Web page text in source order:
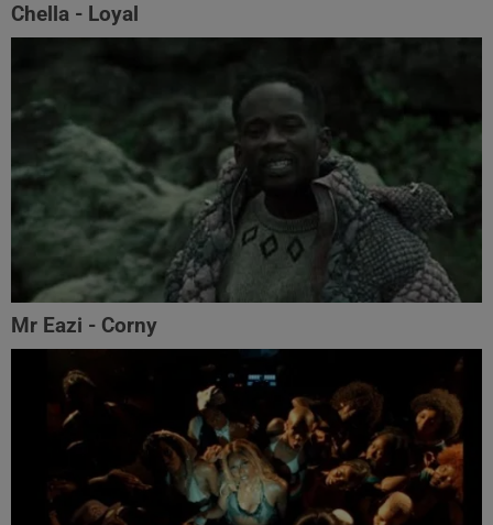
Chella - Loyal
Mr Eazi - Corny